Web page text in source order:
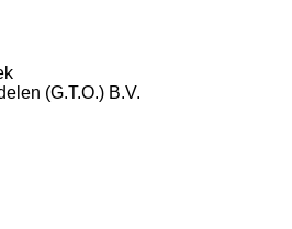
(G.T.O.) B.V.